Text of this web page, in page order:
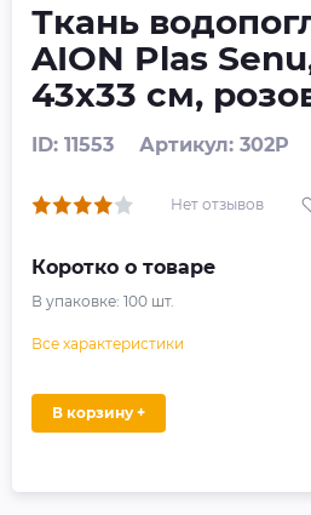
Ткань
AION Plas
43х33 см,
ID: 11553 Артикул: 302P
Нет отзывов
Коротко о товаре
В упаковке: 100 шт.
Все характеристики
В корзину +